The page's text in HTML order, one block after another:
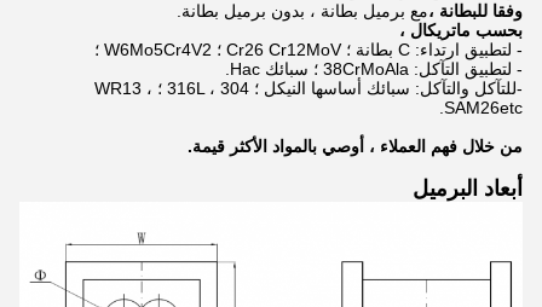
وفقا للبطانة ،مع برميل بطانة ، بدون برميل بطانة.
بحسب ماتريكال ،
- لتطبيق ارتداء: C بطانة ؛ Cr26 Cr12MoV ؛ W6Mo5Cr4V2 ؛
- لتطبيق التآكل: 38CrMoAla ؛ سبائك Hac.
-للتآكل والتآكل: سبائك أساسها النيكل ؛ 316L ، 304 ؛ WR13 ،
SAM26etc.
من خلال فهم العملاء ، أوصي بالمواد الأكثر قيمة.
أبعاد البرميل